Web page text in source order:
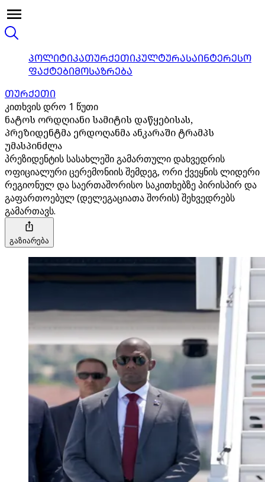
ᲞᲝᲚᲘᲢᲘᲙᲐᲗᲣᲠᲥᲔᲗᲘᲙᲣᲚᲢᲣᲠᲐᲡᲐᲘᲜᲢᲔᲠᲔᲡᲝ
ᲤᲐᲥᲢᲔᲑᲘᲛᲝᲡᲐᲖᲠᲔᲑᲐ
ᲗᲣᲠᲥᲔᲗᲘ
კითხვის დრო 1 წუთი
ნატოს ორდღიანი სამიტის დაწყებისას,
პრეზიდენტმა ერდოღანმა ანკარაში ტრამპს
უმასპინძლა
პრეზიდენტის სასახლეში გამართული დახვედრის
ოფიციალური ცერემონიის შემდეგ, ორი ქვეყნის ლიდერი
რეგიონულ და საერთაშორისო საკითხებზე პირისპირ და
გაფართოებულ (დელეგაციათა შორის) შეხვედრებს
გამართავს.
გაზიარება